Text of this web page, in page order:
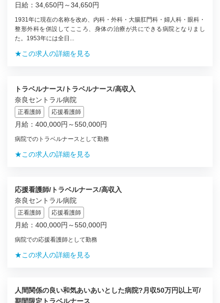
日給：34,650円～34,650円
1931年に現在の名称を改め、内科・外科・大腸肛門科・婦人科・眼科・
整形外科を併設してこころ、身体の治療が共にできる病院となりまし
た。1953年には全日...
★この求人の詳細を見る
トラベルナース/トラベルナース/高収入
奈良セントラル病院
正看護師 応援看護師
月給：400,000円～550,000円
病院でのトラベルナースとして勤務
★この求人の詳細を見る
応援看護師/トラベルナース/高収入
奈良セントラル病院
正看護師 応援看護師
月給：400,000円～550,000円
病院での応援看護師として勤務
★この求人の詳細を見る
人間関係の良い和気あいあいとした病院?月収50万円以上可/
期間限定トラベルナース